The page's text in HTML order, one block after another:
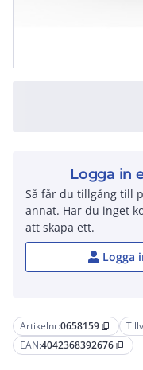
Artikelnr:0658159 content_copy
EAN:4042368392676 content_copy
Logga in
Så får du tillgång till
annat. Har du inget
att skapa ett.
Logga